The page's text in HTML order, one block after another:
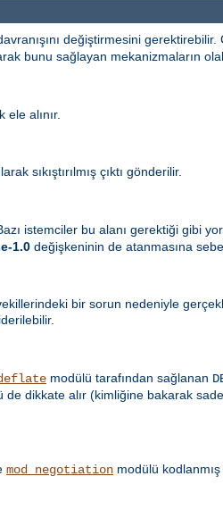
değiştirmesini gerektirebilir.
bunu sağlayan mekanizmaların
alınır.
sıkıştırılmış çıktı gönderilir.
istemciler bu alanı gerektiği gibi
1.0 değişkeninin de atanmasına
bir sorun nedeniyle
modülü tarafından sağlanan
de dikkate alır (kimliğine bakarak
mod_negotiation modülü